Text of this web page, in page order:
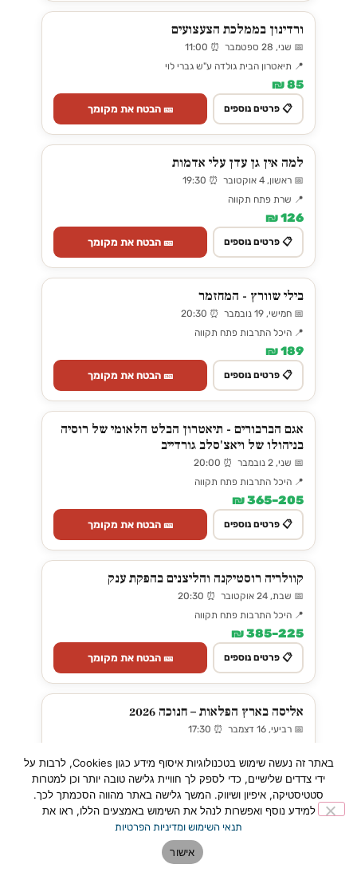
ורדינון בממלכת הצעצועים
📅 שני, 28 ספטמבר ⏰ 11:00
📍 תיאטרון הבית גולדה ע"ש גברי לוי
85 ₪
📋 פרטים נוספים 🎫 הבטח את מקומך
למה אין גן עדן עלי אדמות
📅 ראשון, 4 אוקטובר ⏰ 19:30
📍 שרת פתח תקווה
126 ₪
📋 פרטים נוספים 🎫 הבטח את מקומך
בילי שוורץ - המחזמר
📅 חמישי, 19 נובמבר ⏰ 20:30
📍 היכל התרבות פתח תקווה
189 ₪
📋 פרטים נוספים 🎫 הבטח את מקומך
אגם הברבורים - תיאטרון הבלט הלאומי של רוסיה
בניהולו של ויאצ'סלב גורדייב
📅 שני, 2 נובמבר ⏰ 20:00
📍 היכל התרבות פתח תקווה
205–365 ₪
📋 פרטים נוספים 🎫 הבטח את מקומך
קוולריה רוסטיקנה והליצנים בהפקת ענק
📅 שבת, 24 אוקטובר ⏰ 20:30
📍 היכל התרבות פתח תקווה
225–385 ₪
📋 פרטים נוספים 🎫 הבטח את מקומך
אליסה בארץ הפלאות – חנוכה 2026
📅 רביעי, 16 דצמבר ⏰ 17:30
109 ₪
📋 פרטים נוספים 🎫 הבטח את מקומך
Los Vivancos - Live - לוס ויונקוס
באתר זה נעשה שימוש בטכנולוגיות איסוף מידע כגון Cookies, לרבות על
ידי צדדים שלישיים, כדי לספק לך חוויית גלישה טובה יותר וכן למטרות
סטטיסטיקה, איפיון ושיווק. המשך גלישה באתר מהווה הסכמתך לכך.
למידע נוסף ואפשרות לנהל את השימוש באמצעים הללו, ראו את
תנאי השימוש ומדיניות הפרטיות
אישור